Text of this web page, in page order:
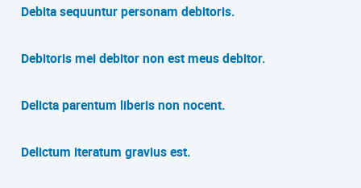
Debita sequuntur personam debitoris.
Debitoris mei debitor non est meus debitor.
Delicta parentum liberis non nocent.
Delictum iteratum gravius est.